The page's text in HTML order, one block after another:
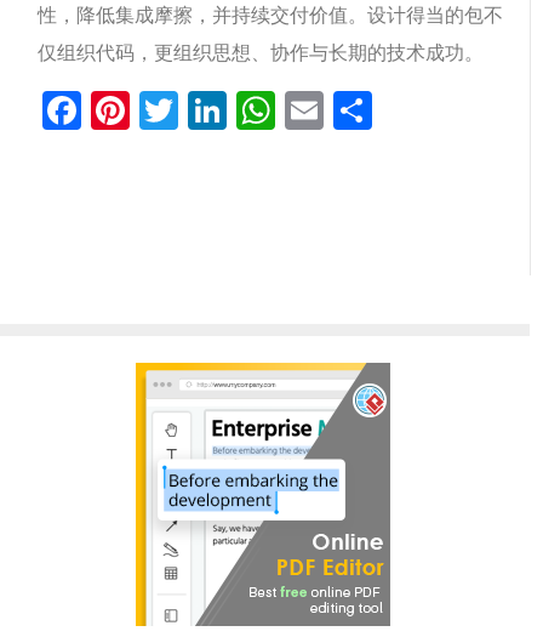
性，降低集成摩擦，并持续交付价值。设计得当的包不
仅组织代码，更组织思想、协作与长期的技术成功。
Facebook
Pinterest
Twitter
LinkedIn
WhatsApp
Email